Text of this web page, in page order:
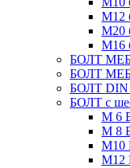
М12
М20
М16
БОЛТ
БОЛТ
БОЛТ DIN
БОЛТ с
М 6
М 8
М10
М12